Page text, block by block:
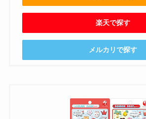
楽天で探す
メルカリで探す